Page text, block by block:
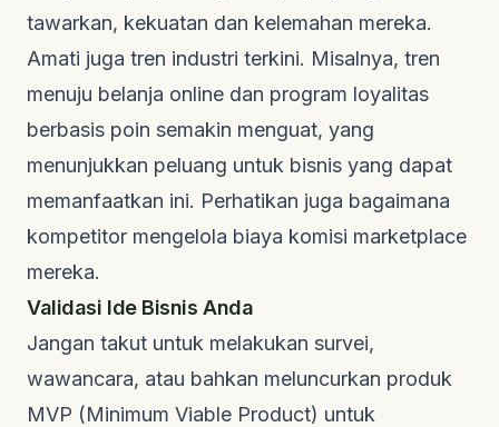
tawarkan, kekuatan dan kelemahan mereka.
Amati juga tren industri terkini. Misalnya, tren
menuju belanja online dan program loyalitas
berbasis poin semakin menguat, yang
menunjukkan peluang untuk bisnis yang dapat
memanfaatkan ini. Perhatikan juga bagaimana
kompetitor mengelola biaya komisi marketplace
mereka.
Validasi Ide Bisnis Anda
Jangan takut untuk melakukan survei,
wawancara, atau bahkan meluncurkan produk
MVP (Minimum Viable Product) untuk